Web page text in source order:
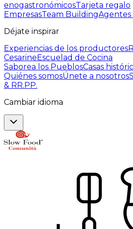
enogastronómicosTarjeta regalo
EmpresasTeam BuildingAgentes
Déjate inspirar
Experiencias de los productores
CesarineEscuelad de Cocina
Saborea los PueblosCasas
Quiénes somosÚnete a nosotros
& RR.PP.
Cambiar idioma